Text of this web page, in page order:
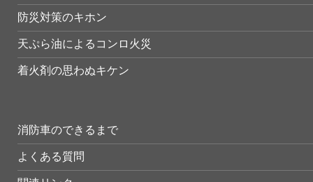
防災対策のキホン
天ぷら油によるコンロ火災
着火剤の思わぬキケン
消防車のできるまで
よくある質問